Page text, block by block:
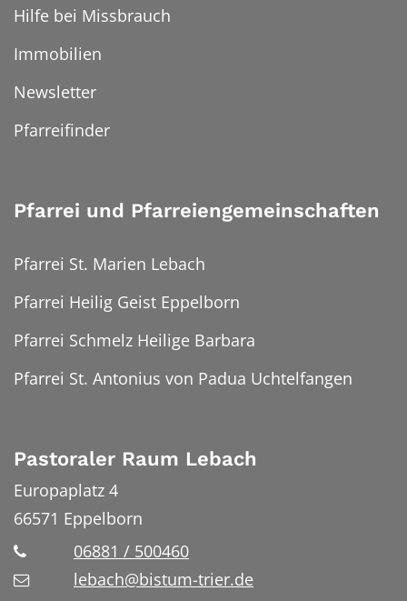
Hilfe bei Missbrauch
Immobilien
Newsletter
Pfarreifinder
Pfarrei und Pfarreiengemeinschaften
Pfarrei St. Marien Lebach
Pfarrei Heilig Geist Eppelborn
Pfarrei Schmelz Heilige Barbara
Pfarrei St. Antonius von Padua Uchtelfangen
Pastoraler Raum Lebach
Europaplatz 4
66571 Eppelborn
06881 / 500460
lebach@bistum-trier.de